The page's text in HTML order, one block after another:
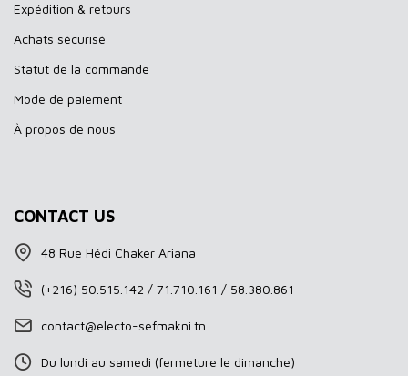
Expédition & retours
Achats sécurisé
Statut de la commande
Mode de paiement
À propos de nous
CONTACT US
48 Rue Hédi Chaker Ariana
(+216) 50.515.142 / 71.710.161 / 58.380.861
contact@electo-sefmakni.tn
Du lundi au samedi (fermeture le dimanche)